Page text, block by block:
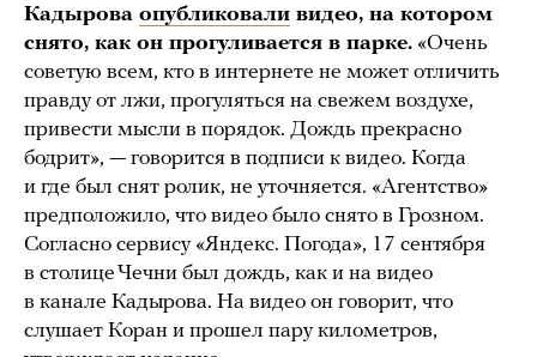
Кадырова опубликовали видео, на котором
снято, как он прогуливается в парке. «Очень
советую всем, кто в интернете не может отличить
правду от лжи, прогуляться на свежем воздухе,
привести мысли в порядок. Дождь прекрасно
бодрит», — говорится в подписи к видео. Когда
и где был снят ролик, не уточняется. «Агентство»
предположило, что видео было снято в Грозном.
Согласно сервису «Яндекс. Погода», 17 сентября
в столице Чечни был дождь, как и на видео
в канале Кадырова. На видео он говорит, что
слушает Коран и прошел пару километров,